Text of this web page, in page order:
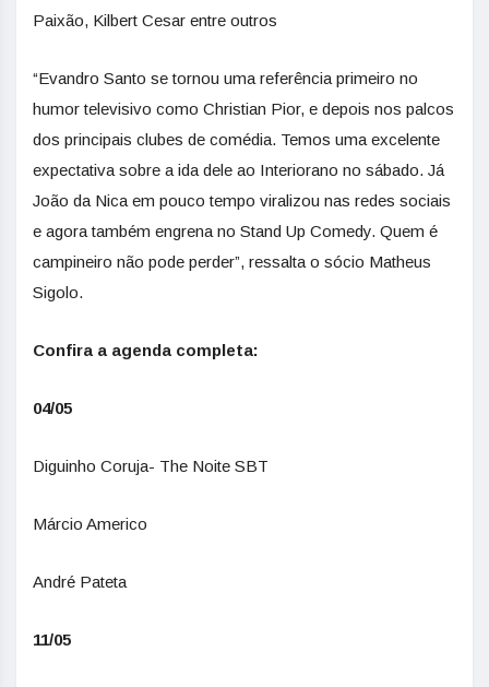
Paixão, Kilbert Cesar entre outros
“Evandro Santo se tornou uma referência primeiro no
humor televisivo como Christian Pior, e depois nos palcos
dos principais clubes de comédia. Temos uma excelente
expectativa sobre a ida dele ao Interiorano no sábado. Já
João da Nica em pouco tempo viralizou nas redes sociais
e agora também engrena no Stand Up Comedy. Quem é
campineiro não pode perder”, ressalta o sócio Matheus
Sigolo.
Confira a agenda completa:
04/05
Diguinho Coruja- The Noite SBT
Márcio Americo
André Pateta
11/05